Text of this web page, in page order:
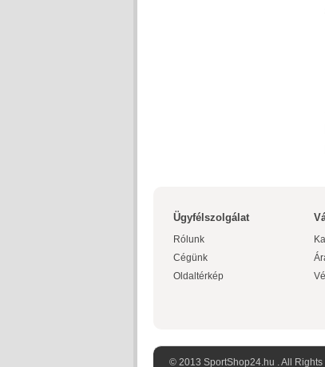
Ügyfélszolgálat
Rólunk
Cégünk
Oldaltérkép
© 2013 SportShop24.hu . All Rights